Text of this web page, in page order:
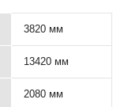
3820 мм
13420 мм
2080 мм